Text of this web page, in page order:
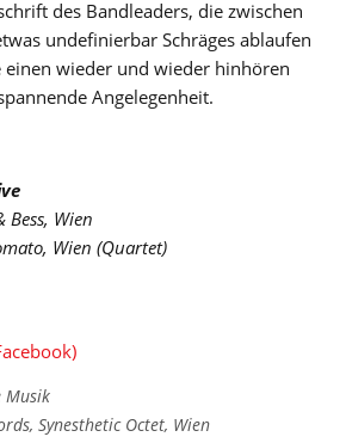
des Bandleaders, die zwischen
undefinierbar Schräges ablaufen
einen wieder und wieder hinhören
Angelegenheit.
Bess, Wien
Wien (Quartet)
Musik
,Synesthetic Octet, Wien